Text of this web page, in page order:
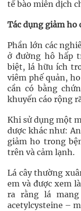
tế bào miễn dịch
Tác dụng giảm ho
Phần lớn các
ở đường hô hấp
biệt, lá hữu ích
viêm phế quản,
cần có bằng
khuyến cáo rộng
Khi sử dụng một
dược khác như:
giảm ho trong
trên và cảm lạnh.
Lá cây thường
em và được xem
ra rằng lá
acetylcysteine –